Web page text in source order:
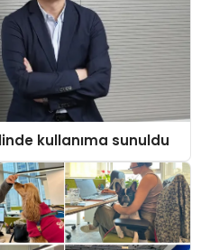
kullanıma sunuldu